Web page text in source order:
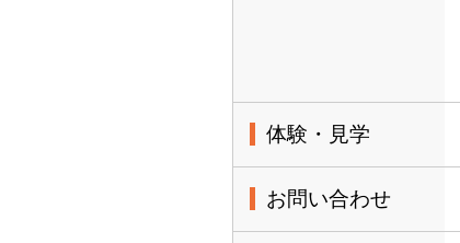
体験・見学
お問い合わせ